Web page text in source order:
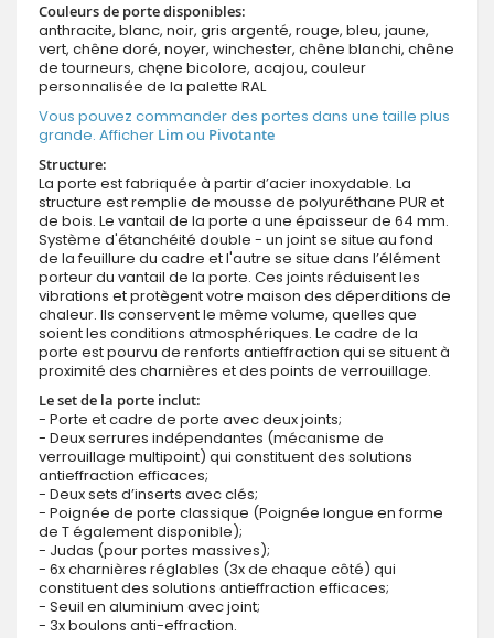
Couleurs de porte disponibles:
anthracite, blanc, noir, gris argenté, rouge, bleu, jaune,
vert, chêne doré, noyer, winchester, chêne blanchi, chêne
de tourneurs, chęne bicolore, acajou, couleur
personnalisée de la palette RAL
Vous pouvez commander des portes dans une taille plus
grande. Afficher Limou Pivotante
Structure:
La porte est fabriquée à partir d’acier inoxydable. La
structure est remplie de mousse de polyuréthane PUR et
de bois. Le vantail de la porte a une épaisseur de 64 mm.
Système d'étanchéité double - un joint se situe au fond
de la feuillure du cadre et l'autre se situe dans l’élément
porteur du vantail de la porte. Ces joints réduisent les
vibrations et protègent votre maison des déperditions de
chaleur. Ils conservent le même volume, quelles que
soient les conditions atmosphériques. Le cadre de la
porte est pourvu de renforts antieffraction qui se situent à
proximité des charnières et des points de verrouillage.
Le set de la porte inclut:
- Porte et cadre de porte avec deux joints;
- Deux serrures indépendantes (mécanisme de
verrouillage multipoint) qui constituent des solutions
antieffraction efficaces;
- Deux sets d’inserts avec clés;
- Poignée de porte classique (Poignée longue en forme
de T également disponible);
- Judas (pour portes massives);
- 6x charnières réglables (3x de chaque côté) qui
constituent des solutions antieffraction efficaces;
- Seuil en aluminium avec joint;
- 3x boulons anti-effraction.